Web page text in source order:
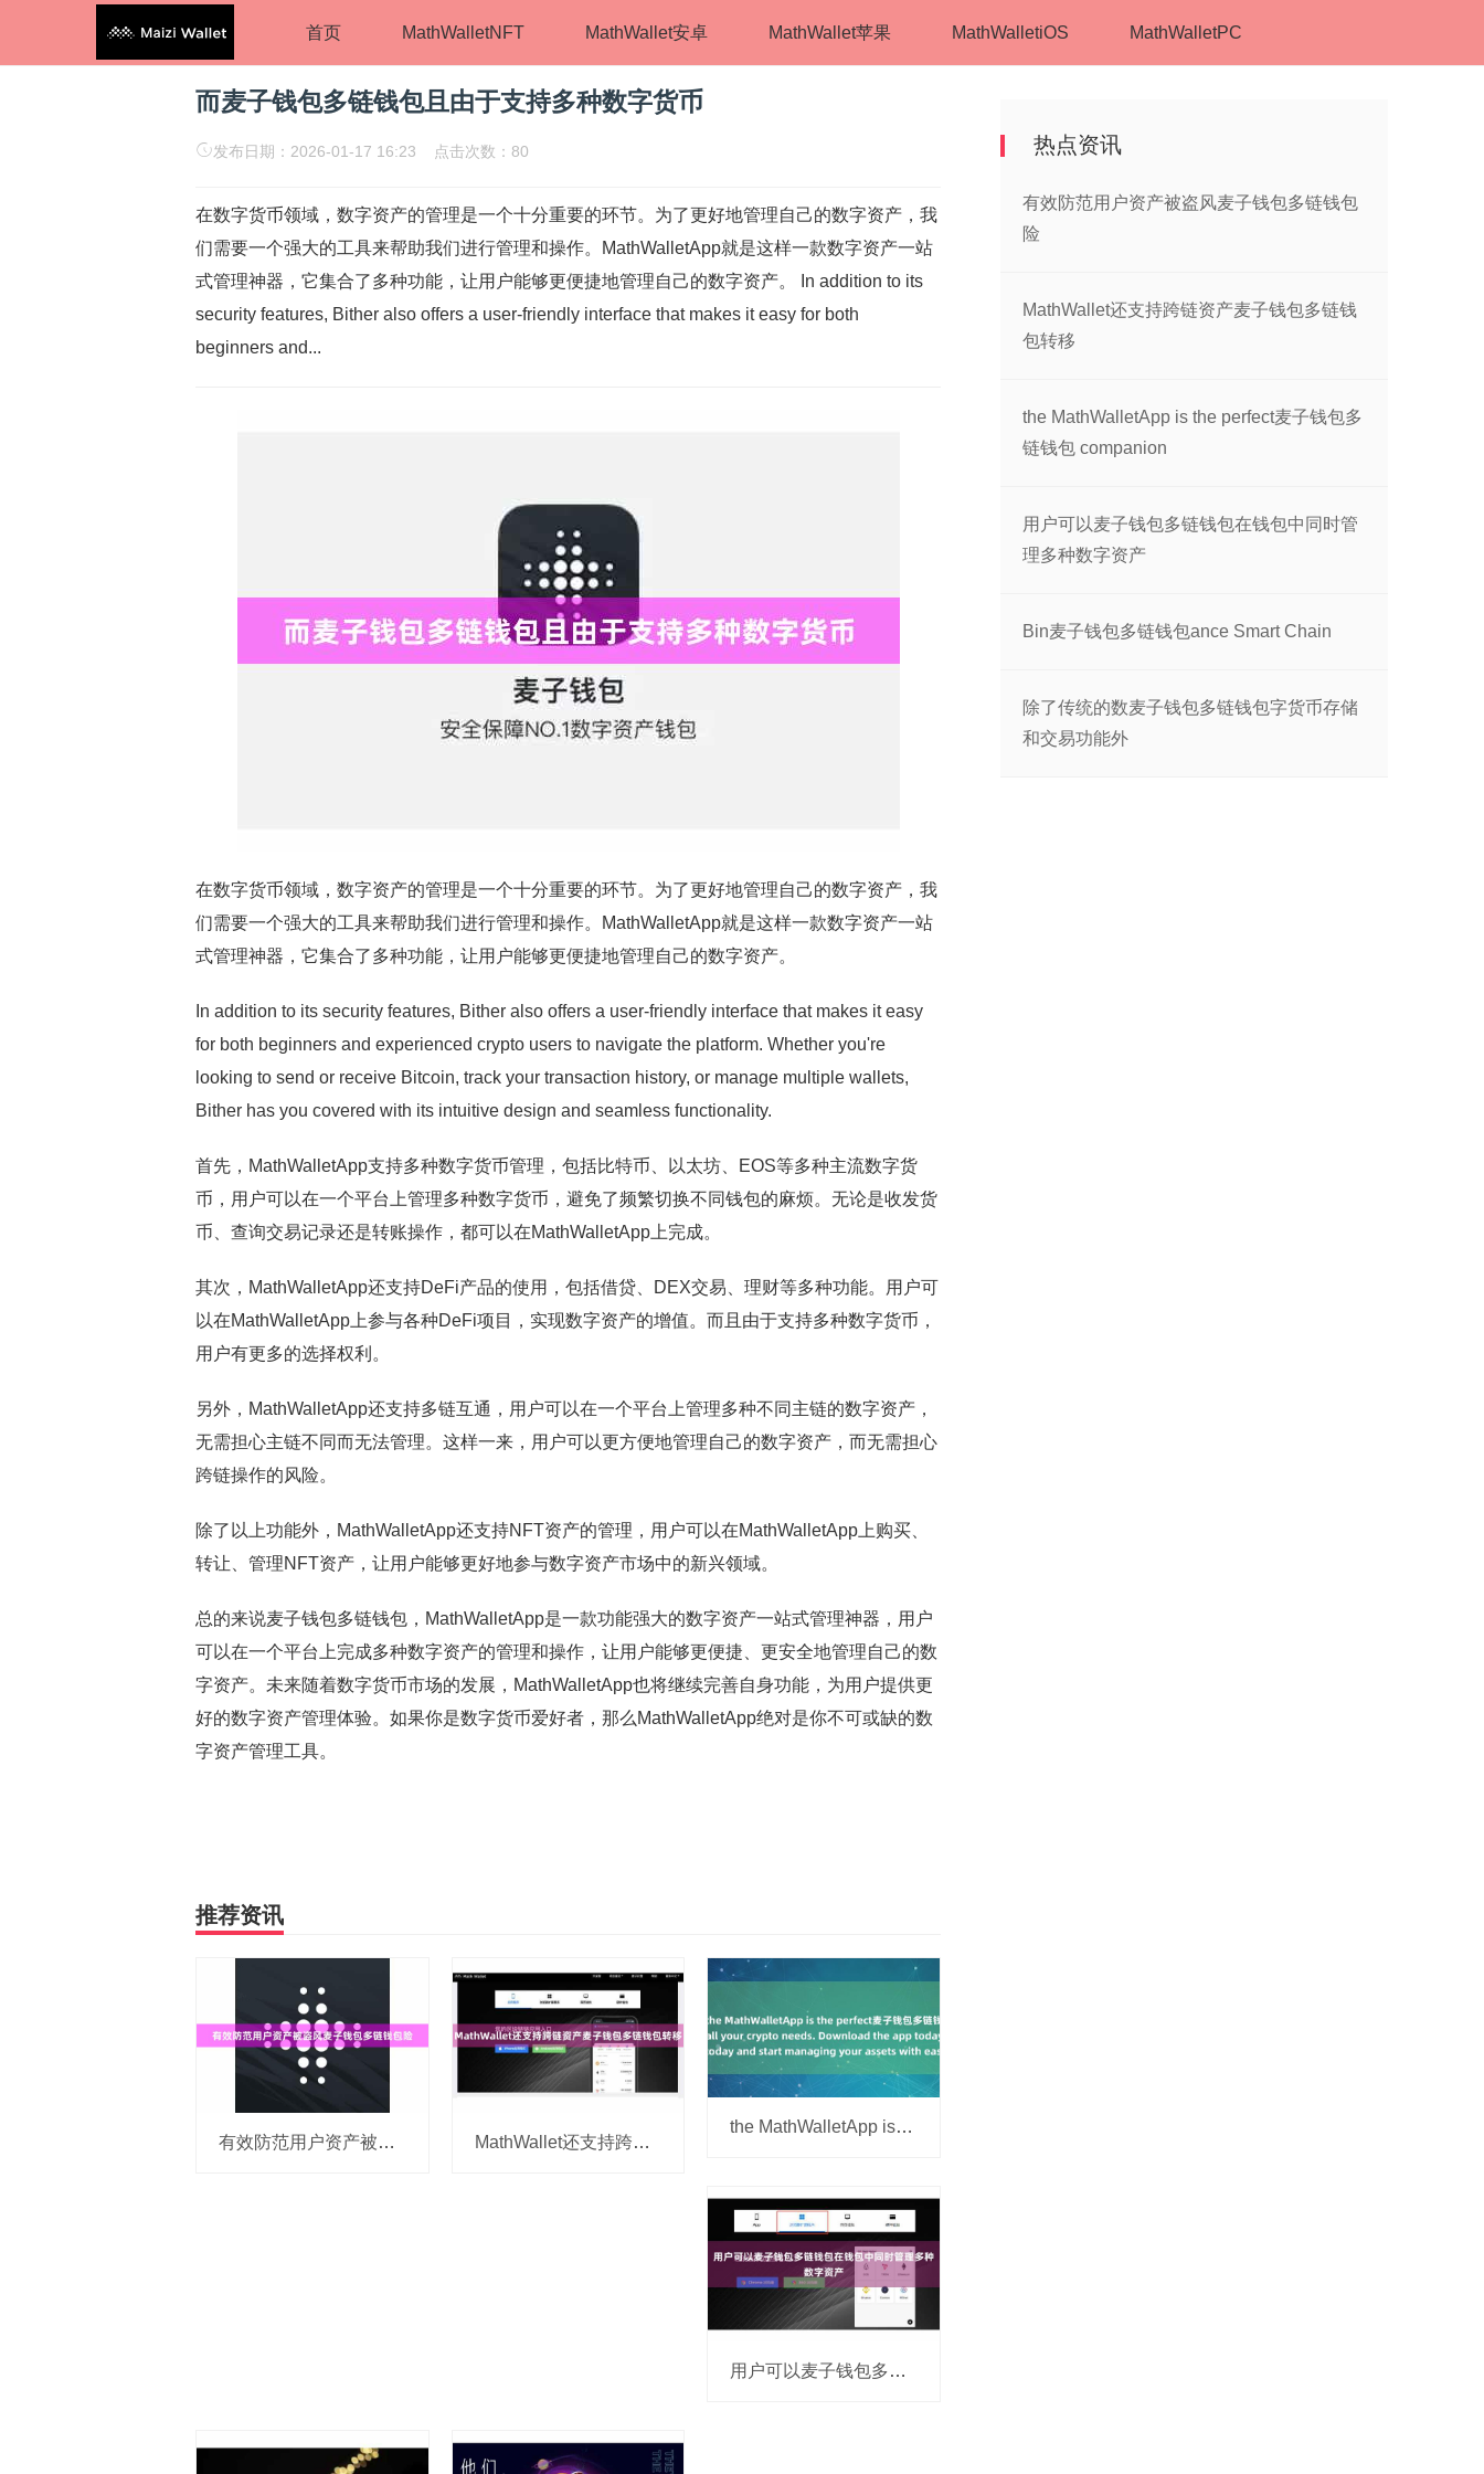
首页 MathWalletNFT MathWallet安卓 MathWallet苹果 MathWalletiOS MathWalletPC
而麦子钱包多链钱包且由于支持多种数字货币
发布日期：2026-01-17 16:23 点击次数：80
在数字货币领域，数字资产的管理是一个十分重要的环节。为了更好地管理自己的数字资产，我
们需要一个强大的工具来帮助我们进行管理和操作。MathWalletApp就是这样一款数字资产一站
式管理神器，它集合了多种功能，让用户能够更便捷地管理自己的数字资产。 In addition to its
security features, Bither also offers a user-friendly interface that makes it easy for both
beginners and...
在数字货币领域，数字资产的管理是一个十分重要的环节。为了更好地管理自己的数字资产，我
们需要一个强大的工具来帮助我们进行管理和操作。MathWalletApp就是这样一款数字资产一站
式管理神器，它集合了多种功能，让用户能够更便捷地管理自己的数字资产。
In addition to its security features, Bither also offers a user-friendly interface that makes it easy
for both beginners and experienced crypto users to navigate the platform. Whether you're
looking to send or receive Bitcoin, track your transaction history, or manage multiple wallets,
Bither has you covered with its intuitive design and seamless functionality.
首先，MathWalletApp支持多种数字货币管理，包括比特币、以太坊、EOS等多种主流数字货
币，用户可以在一个平台上管理多种数字货币，避免了频繁切换不同钱包的麻烦。无论是收发货
币、查询交易记录还是转账操作，都可以在MathWalletApp上完成。
其次，MathWalletApp还支持DeFi产品的使用，包括借贷、DEX交易、理财等多种功能。用户可
以在MathWalletApp上参与各种DeFi项目，实现数字资产的增值。而且由于支持多种数字货币，
用户有更多的选择权利。
另外，MathWalletApp还支持多链互通，用户可以在一个平台上管理多种不同主链的数字资产，
无需担心主链不同而无法管理。这样一来，用户可以更方便地管理自己的数字资产，而无需担心
跨链操作的风险。
除了以上功能外，MathWalletApp还支持NFT资产的管理，用户可以在MathWalletApp上购买、
转让、管理NFT资产，让用户能够更好地参与数字资产市场中的新兴领域。
总的来说麦子钱包多链钱包，MathWalletApp是一款功能强大的数字资产一站式管理神器，用户
可以在一个平台上完成多种数字资产的管理和操作，让用户能够更便捷、更安全地管理自己的数
字资产。未来随着数字货币市场的发展，MathWalletApp也将继续完善自身功能，为用户提供更
好的数字资产管理体验。如果你是数字货币爱好者，那么MathWalletApp绝对是你不可或缺的数
字资产管理工具。
推荐资讯
有效防范用户资产被盗风麦子钱包多链钱包险 MathWallet还支持跨链资产麦子钱包多链钱包转移
the MathWalletApp is the perfect麦子钱包多链钱包 companion
用户可以麦子钱包多链钱包在钱包中同时管理多种数字资产
热点资讯
有效防范用户资产被盗风麦子钱包多链钱包
险
MathWallet还支持跨链资产麦子钱包多链钱
包转移
the MathWalletApp is the perfect麦子钱包多
链钱包 companion
用户可以麦子钱包多链钱包在钱包中同时管
理多种数字资产
Bin麦子钱包多链钱包ance Smart Chain
除了传统的数麦子钱包多链钱包字货币存储
和交易功能外